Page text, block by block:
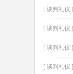
[ 谈判礼仪 ]
[ 谈判礼仪 ]
[ 谈判礼仪 ]
[ 谈判礼仪 ]